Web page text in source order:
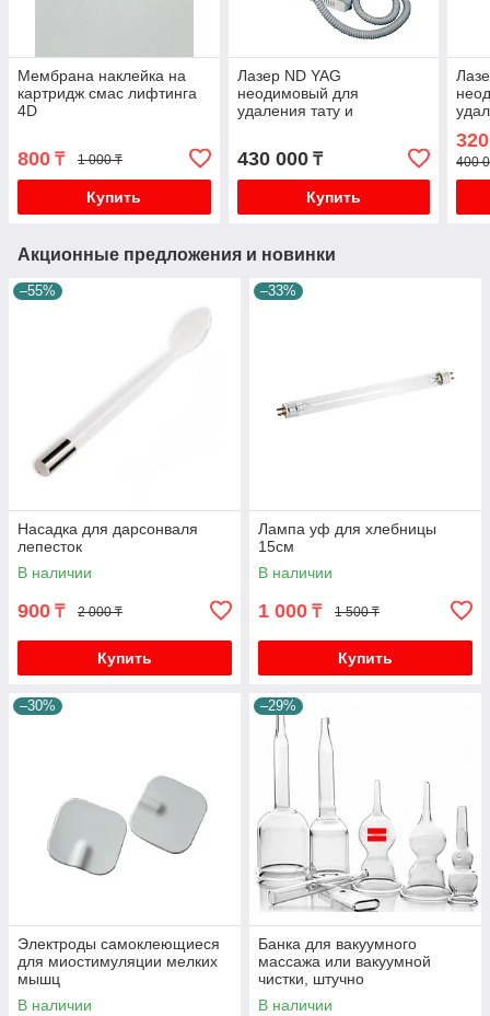
Мембрана наклейка на
картридж смас лифтинга
4D
800 ₸ 1 000 ₸
Купить
Лазер ND YAG
неодимовый для
удаления тату и
430 000₸
Купить
400
Акционные предложения и новинки
–55%
Насадка для дарсонваля
лепесток
В наличии
900 ₸ 2 000 ₸
Купить
–33%
Лампа уф для хлебницы
15см
В наличии
1 000 ₸ 1 500 ₸
Купить
–30%
Электроды самоклеющиеся
для миостимуляции мелких
мышц
В наличии
–29%
Банка для вакуумного
массажа или вакуумной
чистки, штучно
В наличии